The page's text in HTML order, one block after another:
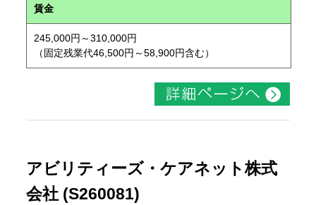
賃金
245,000円～310,000円
（固定残業代46,500円～58,900円含む）
アビリティーズ・ケアネット株式
会社 (S260081)